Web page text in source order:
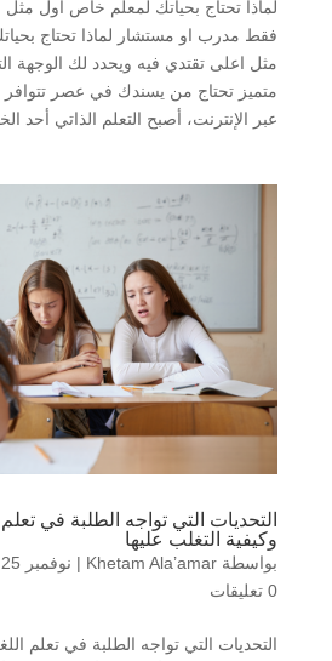
لماذا تحتاج بحياتك لمعلم خاص اول
فقط مدرب او مستشار لماذا تحتاج
مثل اعلى تقتدي فيه ويحدد لك الوجهة
متميز تحتاج من يسندك في عصر تتوافر
عبر الإنترنت، أصبح التعلم الذاتي أحد
التحديات التي تواجه الطلبة في تعلم
وكيفية التغلب عليها
بواسطة Khetam Ala’amar
| نوفمبر 25, 2025
0 تعليقات
التحديات التي تواجه الطلبة في تعلم